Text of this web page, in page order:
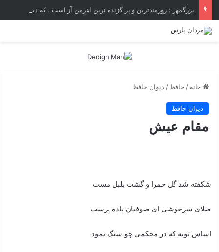
خانه / حافظ / دیوان حافظ
دیوان حافظ
مقام عیش
شکفته شد گل حمرا و گشت بلبل مست
صلای سرخوشی ای صوفیان باده پرست
اساس توبه که در محکمی چو سنگ نمود